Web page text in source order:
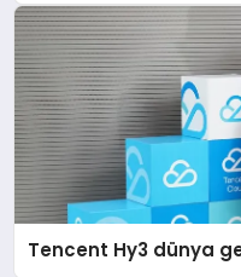
Tencent Hy3 dünya